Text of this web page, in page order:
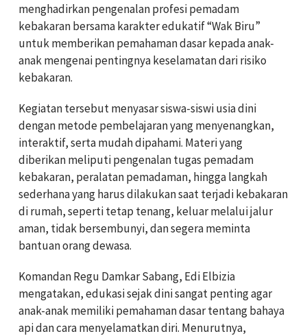
menghadirkan pengenalan profesi pemadam
kebakaran bersama karakter edukatif “Wak Biru”
untuk memberikan pemahaman dasar kepada anak-
anak mengenai pentingnya keselamatan dari risiko
kebakaran.
Kegiatan tersebut menyasar siswa-siswi usia dini
dengan metode pembelajaran yang menyenangkan,
interaktif, serta mudah dipahami. Materi yang
diberikan meliputi pengenalan tugas pemadam
kebakaran, peralatan pemadaman, hingga langkah
sederhana yang harus dilakukan saat terjadi kebakaran
di rumah, seperti tetap tenang, keluar melalui jalur
aman, tidak bersembunyi, dan segera meminta
bantuan orang dewasa.
Komandan Regu Damkar Sabang, Edi Elbizia
mengatakan, edukasi sejak dini sangat penting agar
anak-anak memiliki pemahaman dasar tentang bahaya
api dan cara menyelamatkan diri. Menurutnya,